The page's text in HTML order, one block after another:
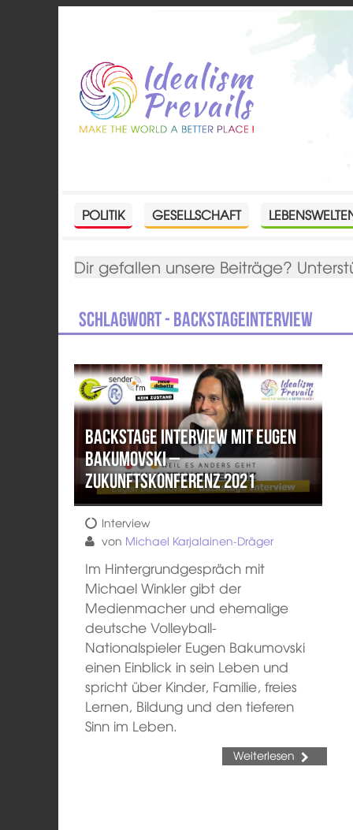
POLITIK GESELLSCHAFT
Dir gefallen unsere Beiträge?
Schlagwort - BackstageInterview
Backstage Interview mit Eugen
Bakumovski –
Zukunftskonferenz 2021
Interview
von Michael Karjalainen-Dräger
Im Hintergrundgespräch mit
Michael Winkler gibt der
Medienmacher und ehemalige
deutsche Volleyball-
Nationalspieler Eugen Bakumovski
einen Einblick in sein Leben und
spricht über Kinder, Familie, freies
Lernen, Bildung und den tieferen
Sinn im Leben.
Weiterlesen